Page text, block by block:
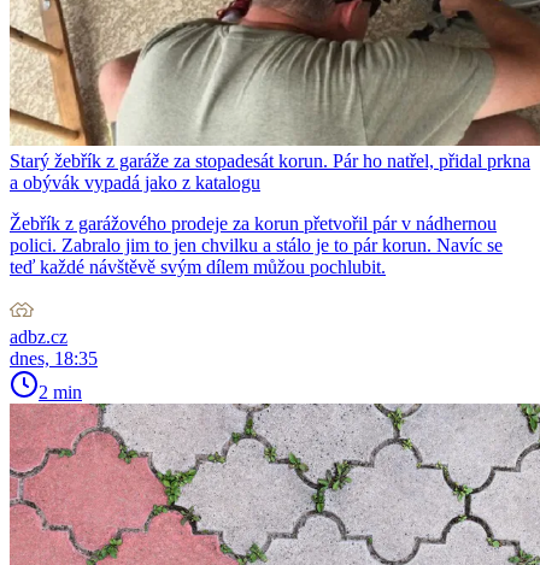
Starý žebřík z garáže za stopadesát korun. Pár ho natřel, přidal prkna
a obývák vypadá jako z katalogu
Žebřík z garážového prodeje za korun přetvořil pár v nádhernou
polici. Zabralo jim to jen chvilku a stálo je to pár korun. Navíc se
teď každé návštěvě svým dílem můžou pochlubit.
adbz.cz
dnes, 18:35
2 min